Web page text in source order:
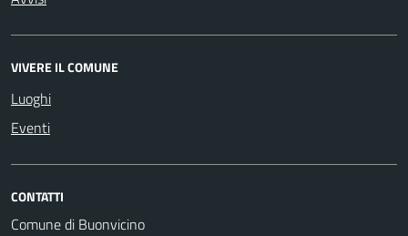
VIVERE IL COMUNE
Luoghi
Eventi
CONTATTI
Comune di Buonvicino